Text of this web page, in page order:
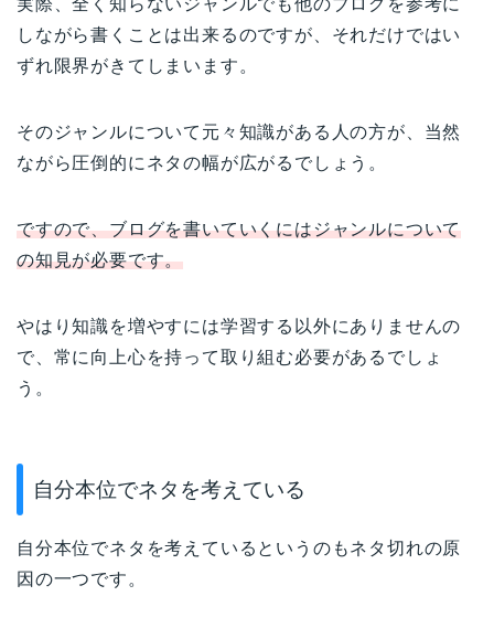
しながら書くことは出来るのですが、それだけではい
ずれ限界がきてしまいます。
そのジャンルについて元々知識がある人の方が、当然
ながら圧倒的にネタの幅が広がるでしょう。
ですので、ブログを書いていくにはジャンルについて
の知見が必要です。
やはり知識を増やすには学習する以外にありませんの
で、常に向上心を持って取り組む必要があるでしょ
う。
自分本位でネタを考えている
自分本位でネタを考えているというのもネタ切れの原
因の一つです。